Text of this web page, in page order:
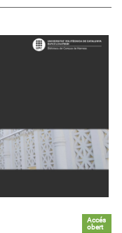
Accés
obert